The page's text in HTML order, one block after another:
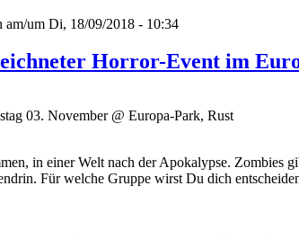
am/um Di, 18/09/2018 - 10:34
Horror-Event im
03. November @ Europa-Park, Rust
in einer Welt nach der Apokalypse. Zombies
Für welche Gruppe wirst Du dich